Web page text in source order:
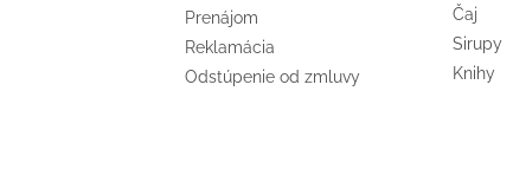
Prenájom
Reklamácia
Odstúpenie od zmluvy
Čaj
Sirupy
Knihy